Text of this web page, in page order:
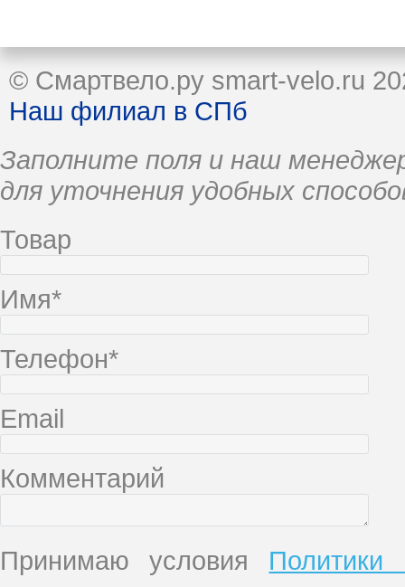
© Смартвело.ру smart-velo.ru
Наш филиал в СПб
Заполните поля и наш
для уточнения удобных
Товар
Имя*
Телефон*
Email
Комментарий
Принимаю условия Политики